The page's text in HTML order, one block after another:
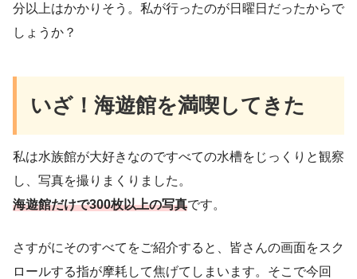
分以上はかかりそう。私が行ったのが日曜日だったからで
しょうか？
いざ！海遊館を満喫してきた
私は水族館が大好きなのですべての水槽をじっくりと観察
し、写真を撮りまくりました。
海遊館だけで300枚以上の写真です。
さすがにそのすべてをご紹介すると、皆さんの画面をスク
ロールする指が摩耗して焦げてしまいます。そこで今回